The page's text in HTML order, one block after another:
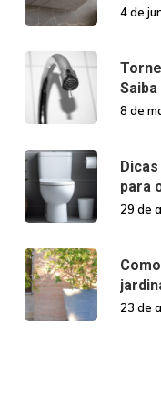
4 de
8 de
para
29 de
23 de